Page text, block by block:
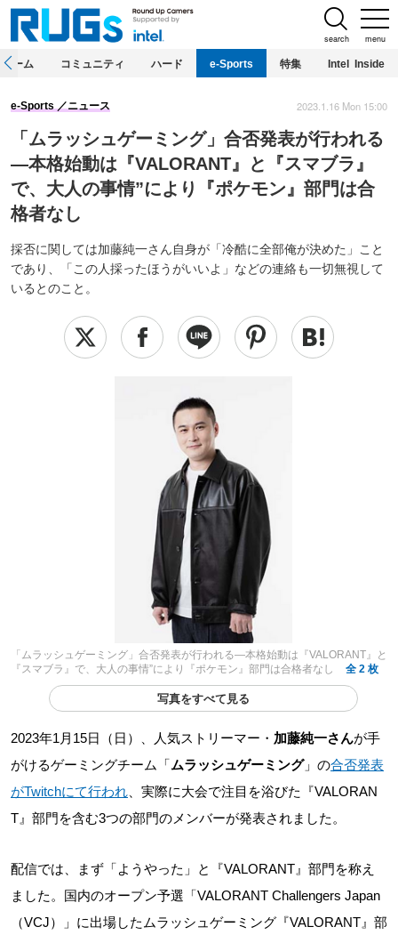
menu
search
ホーム コミュニティ ハード e-Sports 特集 Intel Inside
「ムラッシュゲーミング」合否発表が行われる
―本格始動は『VALORANT』と『スマブラ』
で、大人の事情”により『ポケモン』部門は合
格者なし
採否に関しては加藤純一さん自身が「冷酷に全部俺が決めた」こと
であり、「この人採ったほうがいいよ」などの連絡も一切無視して
いるとのこと。
e-Sports ニュース 2023.1.16 Mon 15:00
「ムラッシュゲーミング」合否発表が行われる―本格始動は『VALORANT』と
『スマブラ』で、大人の事情”により『ポケモン』部門は合格者なし
全 2 枚
写真をすべて見る
2023年1月15日（日）、人気ストリーマー・ 加藤純一さんが手
がけるゲーミングチーム「ムラッシュゲーミング」の合否発表
がTwitchにて行われ 、実際に大会で注目を浴びた『VALORAN
T』部門を含む3つの部門のメンバーが発表されました。
配信では、まず「ようやった」と『VALORANT』部門を称え
ました。国内のオープン予選「VALORANT Challengers Japan
（VCJ）」に出場したムラッシュゲーミング『VALORANT』部